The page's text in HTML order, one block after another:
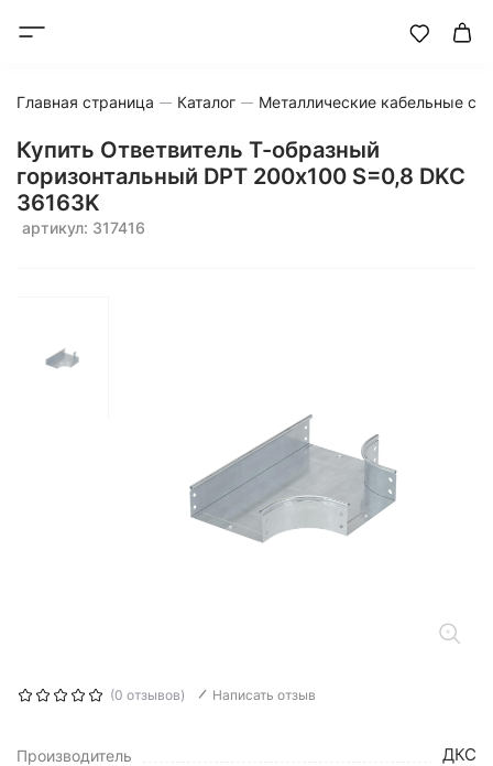
Главная страница Каталог Металлические кабельные
Купить Ответвитель Т-образный
горизонтальный DPT 200х100 S=0,8 DKC
36163K
артикул: 317416
(0 отзывов) Написать отзыв
Производитель ДКС